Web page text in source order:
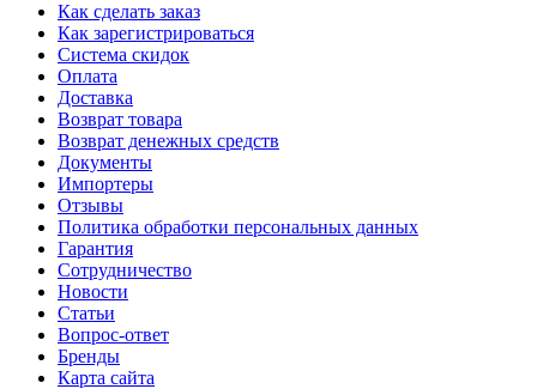
Как сделать заказ
Как зарегистрироваться
Система скидок
Оплата
Доставка
Возврат товара
Возврат денежных средств
Документы
Импортеры
Отзывы
Политика обработки персональных данных
Гарантия
Сотрудничество
Новости
Статьи
Вопрос-ответ
Бренды
Карта сайта